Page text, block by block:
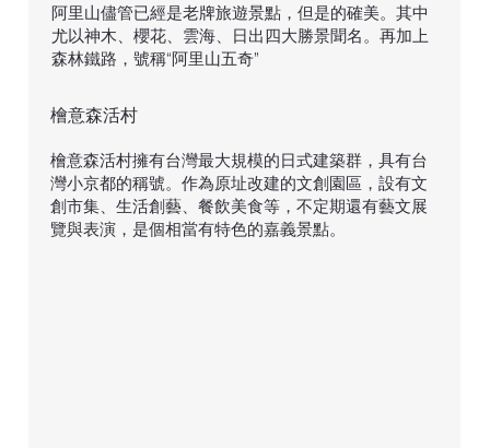
阿里山儘管已經是老牌旅遊景點，但是的確美。其中
尤以神木、櫻花、雲海、日出四大勝景聞名。再加上
森林鐵路，號稱“阿里山五奇”
檜意森活村擁有台灣最大規模的日式建築群，具有台
灣小京都的稱號。作為原址改建的文創園區，設有文
創市集、生活創藝、餐飲美食等，不定期還有藝文展
覽與表演，是個相當有特色的嘉義景點。
​檜意森活村